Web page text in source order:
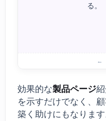
る。
効果的な製品ページ
を示すだけでなく、
築く助けにもなりま